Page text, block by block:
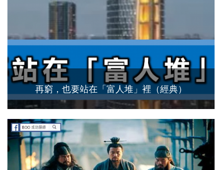
再窮，也要站在「富人堆」裡（經典）